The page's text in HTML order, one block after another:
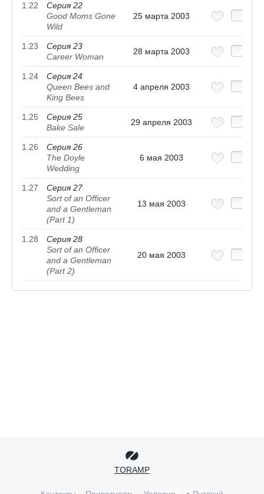
1.22
Серия 22
Good Moms Gone
Wild
25 марта 2003
1.23
Серия 23
Career Woman
28 марта 2003
1.24
Серия 24
Queen Bees and
King Bees
4 апреля 2003
1.25
Серия 25
Bake Sale
29 апреля 2003
1.26
Серия 26
The Doyle
Wedding
6 мая 2003
1.27
Серия 27
Sort of an Officer
and a Gentleman
(Part 1)
13 мая 2003
1.28
Серия 28
Sort of an Officer
and a Gentleman
(Part 2)
20 мая 2003
TORAMP